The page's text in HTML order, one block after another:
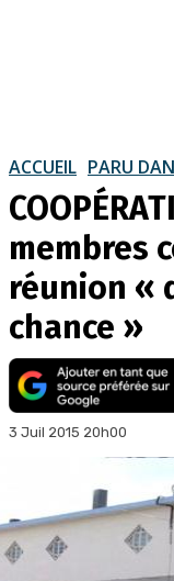
ACCUEIL PARU
membres
réunion «
chance »
3 Juil 2015 20h00